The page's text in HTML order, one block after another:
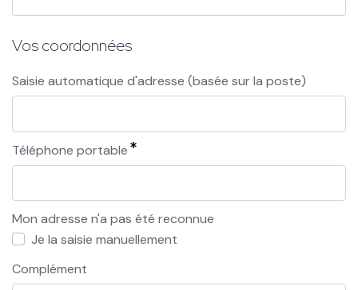
Vos coordonnées
Saisie automatique d'adresse (basée sur la poste)
Téléphone portable
Mon adresse n'a pas été reconnue
Je la saisie manuellement
Complément